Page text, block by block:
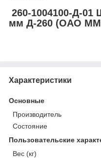
260-1004100-Д-
мм Д-260 (ОАО
Характеристики
Основные
Производитель
Состояние
Пользовательские
Вес (кг)